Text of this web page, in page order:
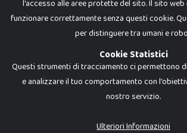
Dadi e Mattoncini è un brand di Giocabene Srl. Ogni
I prezzi e le promozioni pubblicate potrebbero differire
l'accesso alle aree protette del sito. Il sito web
funzionare correttamente senza questi cookie.
per distinguere tra umani e
Cookie Statistici
Questi strumenti di tracciamento ci permettono
e analizzare il tuo comportamento con
nostro servizio.
Ulteriori Informazioni